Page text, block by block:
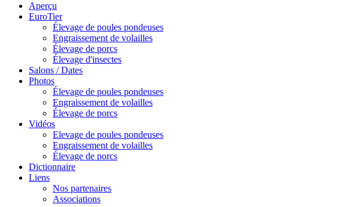
Aperçu
EuroTier
Élevage de poules pondeuses
Engraissement de volailles
Élevage de porcs
Élevage d'insectes
Salons / Dates
Photos
Élevage de poules pondeuses
Engraissement de volailles
Élevage de porcs
Vidéos
Elevage de poules pondeuses
Engraissement de volailles
Élevage de porcs
Dictionnaire
Liens
Nos partenaires
Associations